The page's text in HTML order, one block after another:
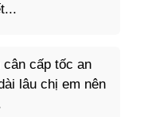
cân cấp tốc an
lâu chị em nên